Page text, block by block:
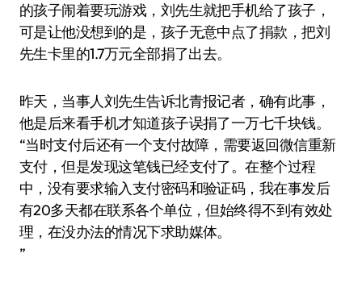
的孩子闹着要玩游戏，刘先生就把手机给了孩子，
可是让他没想到的是，孩子无意中点了捐款，把刘
先生卡里的1.7万元全部捐了出去。
昨天，当事人刘先生告诉北青报记者，确有此事，
他是后来看手机才知道孩子误捐了一万七千块钱。
“当时支付后还有一个支付故障，需要返回微信重新
支付，但是发现这笔钱已经支付了。在整个过程
中，没有要求输入支付密码和验证码，我在事发后
有20多天都在联系各个单位，但始终得不到有效处
理，在没办法的情况下求助媒体。
”